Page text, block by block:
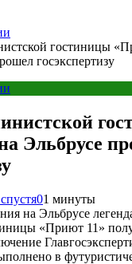
гостиницы
госэкспертизу
Эльбрусе
01 минуты
на Эльбрусе
«Приют 11»
в